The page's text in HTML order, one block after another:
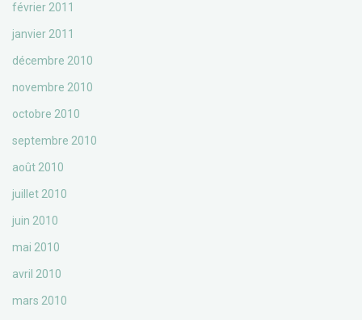
février 2011
janvier 2011
décembre 2010
novembre 2010
octobre 2010
septembre 2010
août 2010
juillet 2010
juin 2010
mai 2010
avril 2010
mars 2010